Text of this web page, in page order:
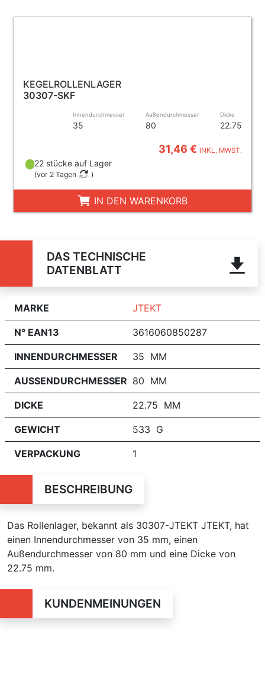
KEGELROLLENLAGER
30307-SKF
Innendurchmesser
35
Außendurchmesser
80
Dicke
22.75
31,46 € INKL. MWST.
22 stücke auf Lager
(vor 2 Tagen )
IN DEN WARENKORB
DAS TECHNISCHE
DATENBLATT
MARKE JTEKT
N° EAN13 3616060850287
INNENDURCHMESSER 35 MM
AUSSENDURCHMESSER 80 MM
DICKE 22.75 MM
GEWICHT 533 G
VERPACKUNG 1
BESCHREIBUNG
Das Rollenlager, bekannt als 30307-JTEKT JTEKT, hat
einen Innendurchmesser von 35 mm, einen
Außendurchmesser von 80 mm und eine Dicke von
22.75 mm.
KUNDENMEINUNGEN